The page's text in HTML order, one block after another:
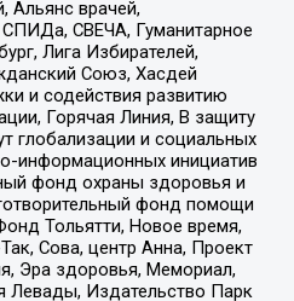
Альянс врачей,
СВЕЧА, Гуманитарное
Лига Избирателей,
Союз, Хасдей
и содействия развитию
Горячая Линия, В защиту
глобализации и социальных
информационных инициатив
фонд охраны здоровья и
фонд помощи
Тольятти, Новое время,
Сова, центр Анна, Проект
Эра здоровья, Мемориал,
Левады, Издательство Парк